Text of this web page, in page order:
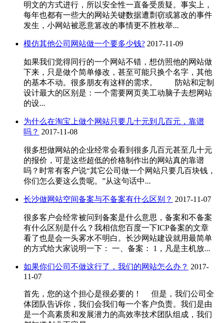
明文的方式进行，所以安全性一直备受质疑。事实上，
每年也都有一些大的网站关键数据遭剽窃或篡改的事件
发生，小网站被恶意篡改的事情更不胜枚举...
模仿其他公司网站做一个要多少钱? 2017-11-09
如果我们觉得同行的一个网站不错，想仿照他的网站做
下来，只是做个简单修改，甚至可能只换个名字，其他
的基本不动。很多朋友有这样的需求。 防站和定制
设计最大的区别是：一个需要网页美工动脑子去想网站
的设...
为什么在淘宝上做个网站只要几十元到几百元，靠谱
吗？ 2017-11-08
很多想做网站的企业经常会看到很多几百元甚至几十元
的报价，可是这些超低的价格制作出的网站真的靠谱
吗？时常有客户说“其它公司做一个网站只要几百块钱，
你们怎么要这么贵呢。”从这句话中...
长沙做网站空间备案与不备案有什么区别？ 2017-11-07
很多客户会经常被问到备案是什么意思，备案和不备案
有什么区别是什么？我相信您百度一下ICP备案的文章
看了也是会一头雾水不明白。长沙网站建设就用最简单
的方式给大家说明一下： 一、备案： 1，凡是主机放...
如果你们公司不做这行了，我们的网站怎么办？ 2017-
11-07
首先，您的这个担心是很必要的！ 但是，我们公司全
体团队告诉你，我们会我们每一个客户负责。我们是由
是一个高素质和发展潜力的高效率技术团队组成，我们